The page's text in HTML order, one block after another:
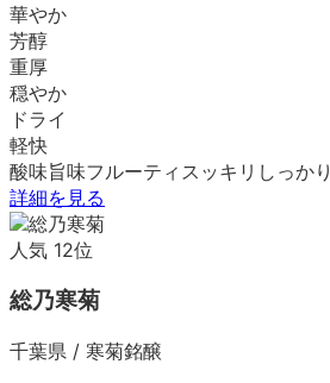
華やか
芳醇
重厚
穏やか
ドライ
軽快
酸味旨味フルーティ スッキリ しっかり
詳細を見る
人気 12位
総乃寒菊
千葉県 / 寒菊銘醸